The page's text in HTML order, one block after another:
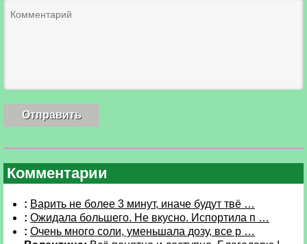
Комментарии
: Варить не более 3 минут, иначе будут твё …
: Ожидала большего. Не вкусно. Испортила п …
: Очень много соли, уменьшала дозу, все р …